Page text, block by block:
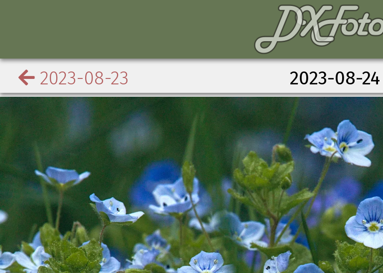
2023-08-23 2023-08-24